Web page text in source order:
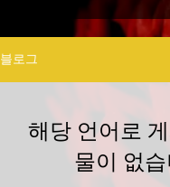
블로그
해당 언어로
물이 없